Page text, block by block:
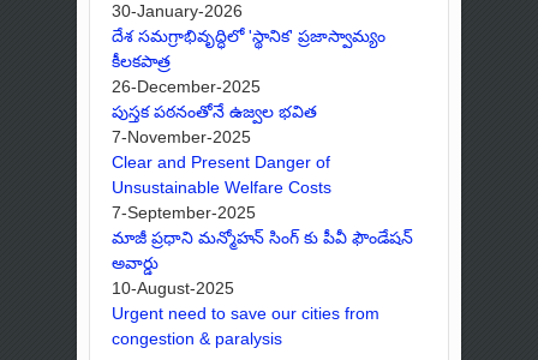
30-January-2026
దేశ సమగ్రాభివృద్ధిలో 'స్థానిక' ప్రజాస్వామ్యం
కీలకపాత్ర
26-December-2025
పుస్తక పఠనంతోనే ఉజ్వల భవిత
7-November-2025
Clear and Present Danger of
Unsustainable Welfare Costs
7-September-2025
మాజీ ప్రధాని మన్మోహన్ సింగ్ కు పీవీ ఫౌండేషన్
అవార్డు
10-August-2025
Urgent need to save our cities from
congestion & paralysis